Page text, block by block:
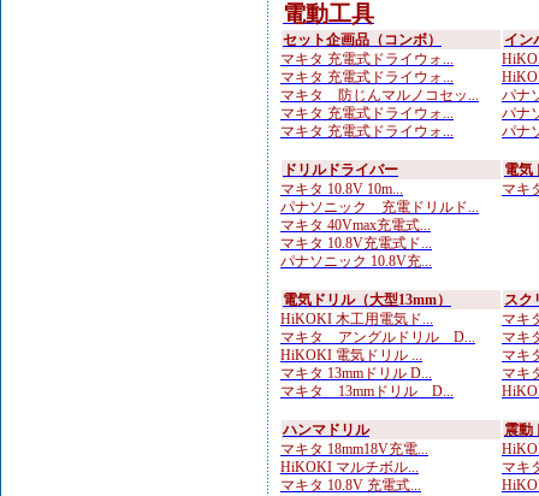
電動工具
セット企画品（コンボ）
マキタ 充電式ドライウォ...
マキタ 充電式ドライウォ...
マキタ 防じんマルノコセッ...
マキタ 充電式ドライウォ...
マキタ 充電式ドライウォ...
イン
パナ
パナ
パナ
ドリルドライバー
マキタ 10.8V 10m...
パナソニック 充電ドリルド...
マキタ 40Vmax充電式...
マキタ 10.8V充電式ド...
パナソニック 10.8V充...
電気
マキ
電気ドリル（大型13mm）
HiKOKI 木工用電気ド...
マキタ アングルドリル D...
HiKOKI 電気ドリル ...
マキタ 13mmドリル D...
マキタ 13mmドリル D...
スク
マキ
マキ
マキ
マキ
ハンマドリル
マキタ 18mm18V充電...
HiKOKI マルチボル...
マキタ 10.8V 充電式...
震動
マキ